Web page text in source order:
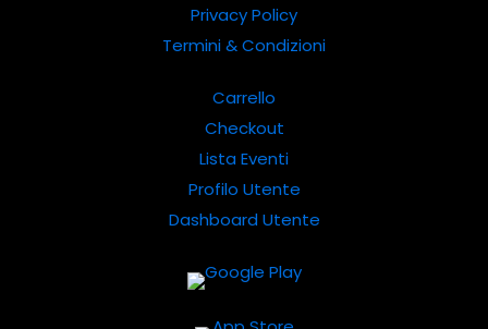
Privacy Policy
Termini & Condizioni
Carrello
Checkout
Lista Eventi
Profilo Utente
Dashboard Utente